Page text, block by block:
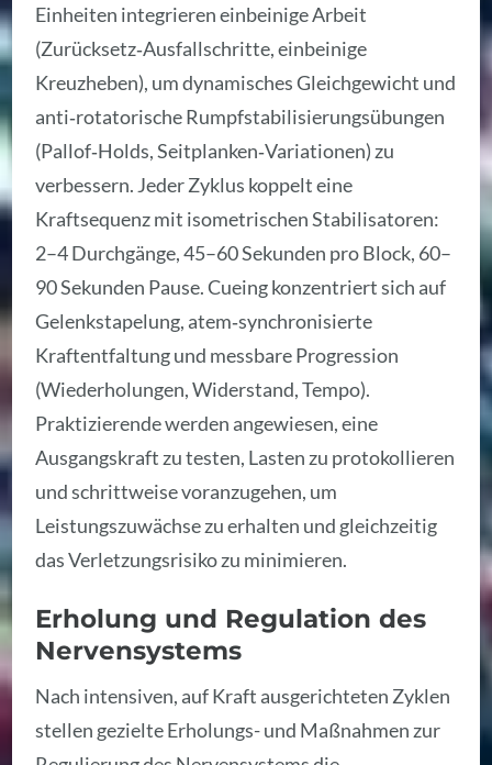
Einheiten integrieren einbeinige Arbeit
(Zurücksetz‑Ausfallschritte, einbeinige
Kreuzheben), um dynamisches Gleichgewicht und
anti‑rotatorische Rumpfstabilisierungsübungen
(Pallof‑Holds, Seitplanken‑Variationen) zu
verbessern. Jeder Zyklus koppelt eine
Kraftsequenz mit isometrischen Stabilisatoren:
2–4 Durchgänge, 45–60 Sekunden pro Block, 60–
90 Sekunden Pause. Cueing konzentriert sich auf
Gelenkstapelung, atem‑synchronisierte
Kraftentfaltung und messbare Progression
(Wiederholungen, Widerstand, Tempo).
Praktizierende werden angewiesen, eine
Ausgangskraft zu testen, Lasten zu protokollieren
und schrittweise voranzugehen, um
Leistungszuwächse zu erhalten und gleichzeitig
das Verletzungsrisiko zu minimieren.
Erholung und Regulation des
Nervensystems
Nach intensiven, auf Kraft ausgerichteten Zyklen
stellen gezielte Erholungs- und Maßnahmen zur